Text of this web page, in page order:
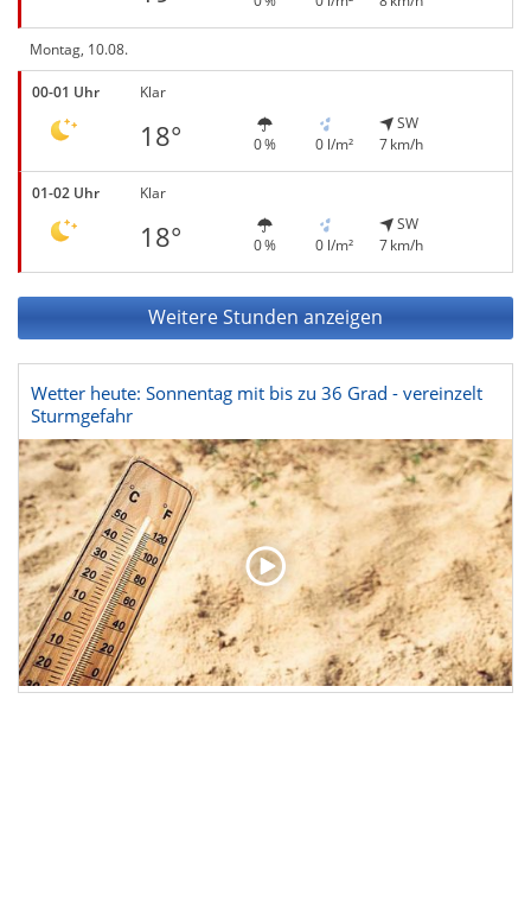
Montag, 10.08.
00-01 Uhr Klar
18° 0 % 0 l/m²
SW
7 km/h
01-02 Uhr Klar
18° 0 % 0 l/m²
SW
7 km/h
Weitere Stunden anzeigen
Wetter heute: Sonnentag mit bis zu 36 Grad - vereinzelt
Sturmgefahr